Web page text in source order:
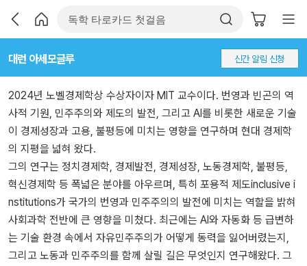
대런 아세모글루 신간 알림 신청
2024년 노벨경제학상 수상자이자 MIT 교수이다. 번영과 빈곤의 역
사적 기원, 민주주의와 제도의 발전, 그리고 AI를 비롯한 새로운 기술
이 경제성장과 고용, 불평등에 미치는 영향을 연구하며 현대 경제학
의 지평을 넓혀 왔다.
그의 연구는 정치경제학, 경제발전, 경제성장, 노동경제학, 불평등,
혁신경제학 등 폭넓은 분야를 아우르며, 특히 포용적 제도inclusive i
nstitutions가 국가의 번영과 민주주의의 발전에 미치는 역할을 밝혀
사회과학 전반에 큰 영향을 미쳤다. 최근에는 AI와 자동화 등 급변하
는 기술 환경 속에서 자유민주주의가 어떻게 동력을 잃어버렸는지,
그리고 노동과 민주주의를 함께 살릴 길은 무엇인지 연구해왔다. 그